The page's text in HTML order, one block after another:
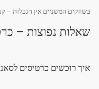
בשווקים המשניים אין הגבלות –
שאלות נפוצות –
איך רוכשים כרטיסים